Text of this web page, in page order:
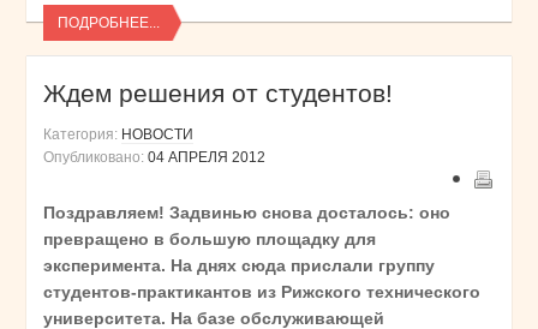
ПОДРОБНЕЕ...
Ждем решения от студентов!
Категория: НОВОСТИ
Опубликовано: 04 АПРЕЛЯ 2012
Поздравляем! Задвинью снова досталось: оно
превращено в большую площадку для
эксперимента. На днях сюда прислали группу
студентов-практикантов из Рижского технического
университета. На базе обслуживающей